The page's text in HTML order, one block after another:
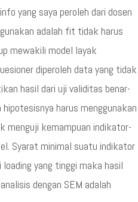
yang saya peroleh dari dosen
adalah fit tidak harus
mewakili model layak
diperoleh data yang tidak
hasil dari uji validitas benar-
harus menggunakan
menguji kemampuan indikator-
Syarat minimal suatu indikator
yang tinggi maka hasil
dengan SEM adalah